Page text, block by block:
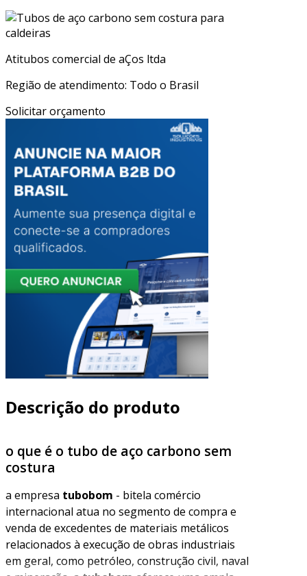
Atitubos comercial de aÇos ltda
Região de atendimento: Todo o Brasil
Solicitar orçamento
Descrição do produto
o que é o tubo de aço carbono sem
costura
a empresa tubobom - bitela comércio
internacional atua no segmento de compra e
venda de excedentes de materiais metálicos
relacionados à execução de obras industriais
em geral, como petróleo, construção civil, naval